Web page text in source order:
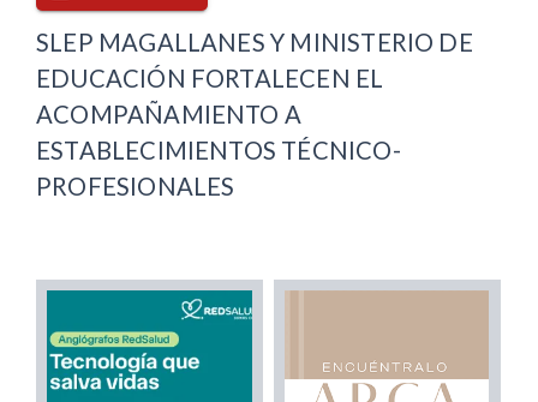
SLEP MAGALLANES Y MINISTERIO DE
EDUCACIÓN FORTALECEN EL
ACOMPAÑAMIENTO A
ESTABLECIMIENTOS TÉCNICO-
PROFESIONALES